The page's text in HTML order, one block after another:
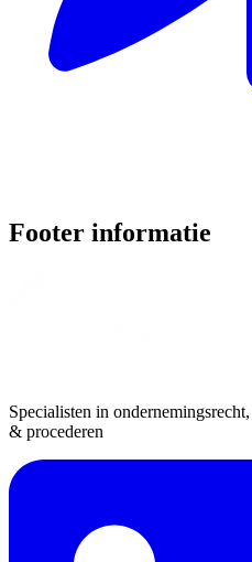
Footer informatie
Specialisten in
& procederen